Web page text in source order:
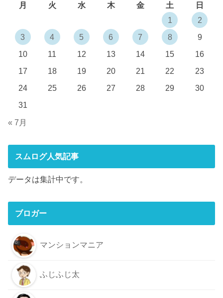
月
火 水 木 金 土
日
1
2
3
4 5 6 7 8
9
10
11 12 13 14 15
16
17
18 19 20 21 22
23
24
25 26 27 28 29
30
31
« 7月
スムログ人気記事
データは集計中です。
ブロガー
マンションマニア
ふじふじ太